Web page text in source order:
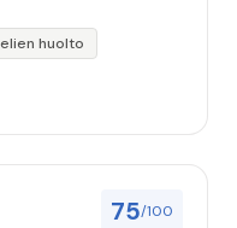
huolto
75/100